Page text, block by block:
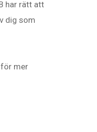
har rätt att
dig som
för mer